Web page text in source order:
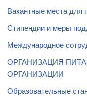
Вакантные места для
Стипендии и меры
Международное
ОРГАНИЗАЦИЯ
ОРГАНИЗАЦИИ
Образовательные